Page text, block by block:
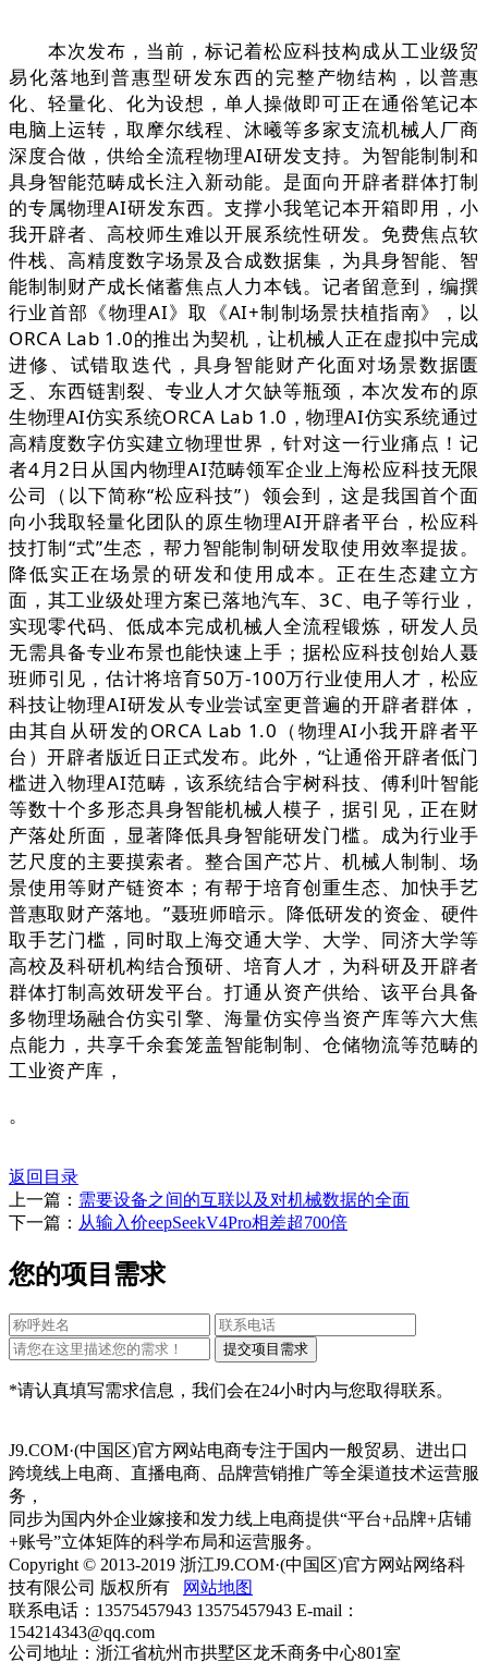
本次发布，当前，标记着松应科技构成从工业级贸
易化落地到普惠型研发东西的完整产物结构，以普惠
化、轻量化、化为设想，单人操做即可正在通俗笔记本
电脑上运转，取摩尔线程、沐曦等多家支流机械人厂商
深度合做，供给全流程物理AI研发支持。为智能制制和
具身智能范畴成长注入新动能。是面向开辟者群体打制
的专属物理AI研发东西。支撑小我笔记本开箱即用，小
我开辟者、高校师生难以开展系统性研发。免费焦点软
件栈、高精度数字场景及合成数据集，为具身智能、智
能制制财产成长储蓄焦点人力本钱。记者留意到，编撰
行业首部《物理AI》取《AI+制制场景扶植指南》，以
ORCA Lab 1.0的推出为契机，让机械人正在虚拟中完成
进修、试错取迭代，具身智能财产化面对场景数据匮
乏、东西链割裂、专业人才欠缺等瓶颈，本次发布的原
生物理AI仿实系统ORCA Lab 1.0，物理AI仿实系统通过
高精度数字仿实建立物理世界，针对这一行业痛点！记
者4月2日从国内物理AI范畴领军企业上海松应科技无限
公司（以下简称“松应科技”）领会到，这是我国首个面
向小我取轻量化团队的原生物理AI开辟者平台，松应科
技打制“式”生态，帮力智能制制研发取使用效率提拔。
降低实正在场景的研发和使用成本。正在生态建立方
面，其工业级处理方案已落地汽车、3C、电子等行业，
实现零代码、低成本完成机械人全流程锻炼，研发人员
无需具备专业布景也能快速上手；据松应科技创始人聂
班师引见，估计将培育50万-100万行业使用人才，松应
科技让物理AI研发从专业尝试室更普遍的开辟者群体，
由其自从研发的ORCA Lab 1.0（物理AI小我开辟者平
台）开辟者版近日正式发布。此外，“让通俗开辟者低门
槛进入物理AI范畴，该系统结合宇树科技、傅利叶智能
等数十个多形态具身智能机械人模子，据引见，正在财
产落处所面，显著降低具身智能研发门槛。成为行业手
艺尺度的主要摸索者。整合国产芯片、机械人制制、场
景使用等财产链资本；有帮于培育创重生态、加快手艺
普惠取财产落地。”聂班师暗示。降低研发的资金、硬件
取手艺门槛，同时取上海交通大学、大学、同济大学等
高校及科研机构结合预研、培育人才，为科研及开辟者
群体打制高效研发平台。打通从资产供给、该平台具备
多物理场融合仿实引擎、海量仿实停当资产库等六大焦
点能力，共享千余套笼盖智能制制、仓储物流等范畴的
工业资产库，
。
返回目录
上一篇： 需要设备之间的互联以及对机械数据的全面
下一篇： 从输入价eepSeekV4Pro相差超700倍
您的项目需求
*请认真填写需求信息，我们会在24小时内与您取得联系。
J9.COM·(中国区)官方网站电商专注于国内一般贸易、进出口
跨境线上电商、直播电商、品牌营销推广等全渠道技术运营服
务，
同步为国内外企业嫁接和发力线上电商提供“平台+品牌+店铺
+账号”立体矩阵的科学布局和运营服务。
Copyright © 2013-2019 浙江J9.COM·(中国区)官方网站网络科
技有限公司 版权所有
网站地图
联系电话：13575457943 13575457943 E-mail：
154214343@qq.com
公司地址：浙江省杭州市拱墅区龙禾商务中心801室